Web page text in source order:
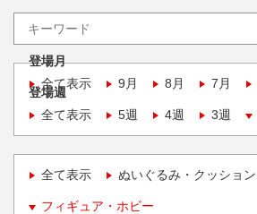
登場月
全て表示
9月 8月 7月
登場週
全て表示
5週 4週 3週
全て表示 ぬいぐるみ・クッション
フィギュア・ホビー